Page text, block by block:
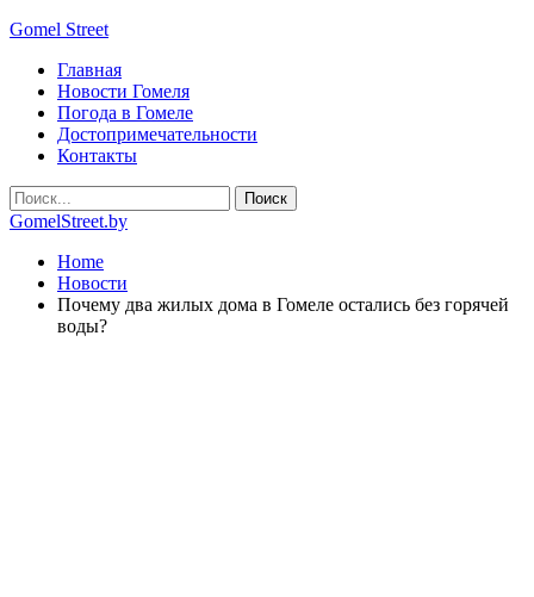
Gomel Street
Главная
Новости Гомеля
Погода в Гомеле
Достопримечательности
Контакты
GomelStreet.by
Home
Новости
Почему два жилых дома в Гомеле остались без горячей
воды?